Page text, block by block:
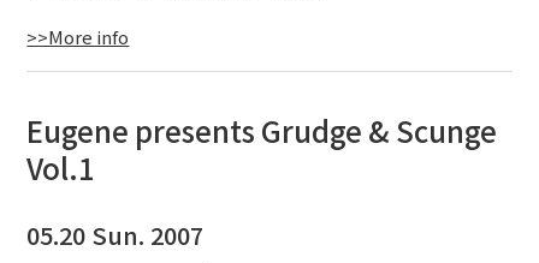
>>More info
Eugene presents Grudge & Scunge
Vol.1
05.20 Sun. 2007